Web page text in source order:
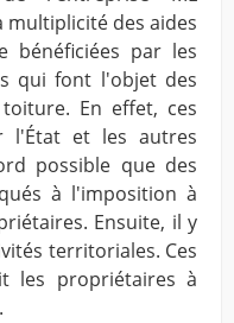
multiplicité des aides
bénéficiées par les
qui font l'objet des
En effet, ces
l'État et les autres
possible que des
à l'imposition à
Ensuite, il y
territoriales. Ces
les propriétaires à